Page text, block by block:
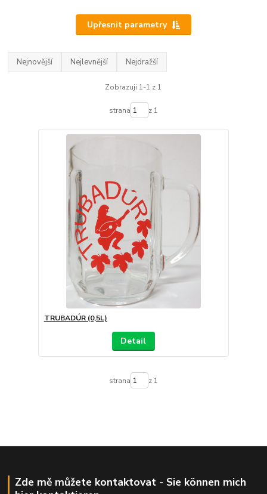
Upřesnit parametry
Nejnovější Nejlevnější Nejdražší
Zobrazuji 1-1 z 1
strana z 1
TRUBADÚR (0,5L)
Detail
strana z 1
Zde mě můžete kontaktovat - Sie können mich